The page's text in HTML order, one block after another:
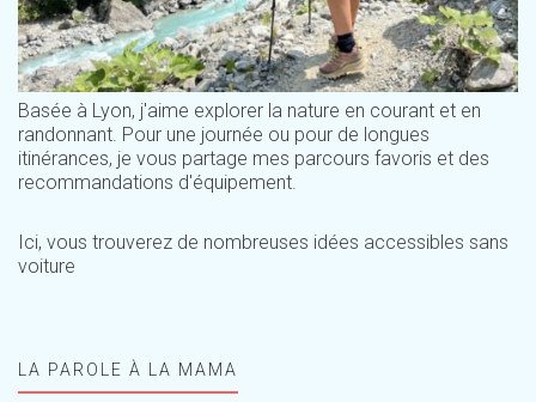
Basée à Lyon, j'aime explorer la nature en courant et en
randonnant. Pour une journée ou pour de longues
itinérances, je vous partage mes parcours favoris et des
recommandations d'équipement.
Ici, vous trouverez de nombreuses idées accessibles sans
voiture
LA PAROLE À LA MAMA